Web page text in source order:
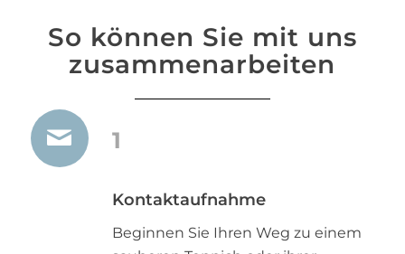
So können Sie mit uns
zusammenarbeiten
1
Kontaktaufnahme
Beginnen Sie Ihren Weg zu einem